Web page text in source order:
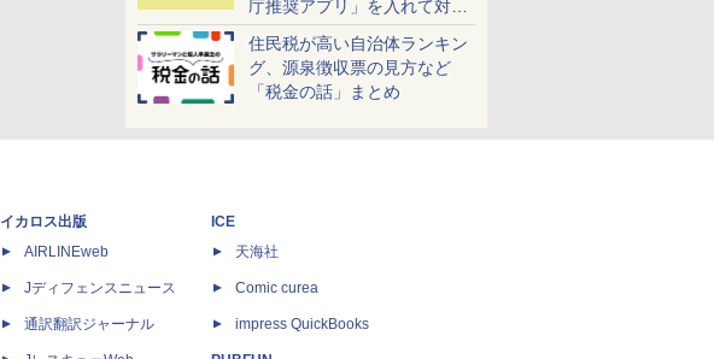
庁推奨アプリ」を入れて対策
しよう！
住民税が高い自治体ランキン
グ、源泉徴収票の見方など
「税金の話」まとめ
イカロス出版
AIRLINEweb
Jディフェンスニュース
通訳翻訳ジャーナル
ICE
天海社
Comic curea
impress QuickBooks